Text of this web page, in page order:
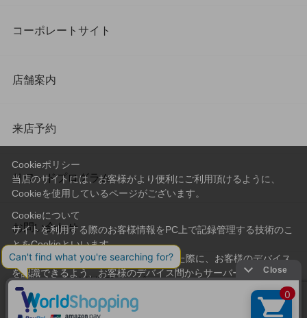
コーポレートサイト
店舗案内
来店予約
リワードプログラム
お問い合わせ
会社概要 プライバシーポリシー
利用規約 特定商取引法に基づく表記
Cookieポリシー
当店のサイトには、お客様がより便利にご利用頂けるように、
Cookieを使用しているページがございます。
Cookieについて
サイトを利用する際のお客様情報をPC上で記録管理する技術のこ
とをCookieといいます。
Cookieはお客様がサイトを再訪問された際に、お客様のデバイス
を認識できるよう、お客様のデバイス間からサーバーへ送り返さ
れます。
なお、Cookieに保存されている情報のみで、お客様個人を特定す